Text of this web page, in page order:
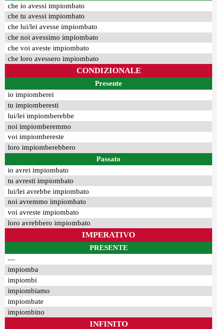
che io avessi impiombato
che tu avessi impiombato
che lui/lei avesse impiombato
che noi avessimo impiombato
che voi aveste impiombato
che loro avessero impiombato
CONDIZIONALE
Presente
io impiomberei
tu impiomberesti
lui/lei impiomberebbe
noi impiomberemmo
voi impiombereste
loro impiomberebbero
Passato
io avrei impiombato
tu avresti impiombato
lui/lei avrebbe impiombato
noi avremmo impiombato
voi avreste impiombato
loro avrebbero impiombato
IMPERATIVO
PRESENTE
—
impiomba
impiombi
impiombiamo
impiombate
impiombino
INFINITO